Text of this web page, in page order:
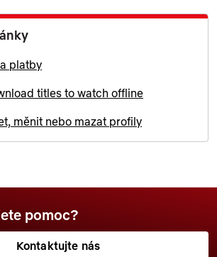
platby
titles to watch offline
měnit nebo mazat profily
pomoc?
Kontaktujte nás